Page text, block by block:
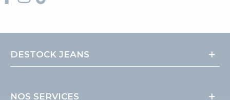
DESTOCK JEANS
NOS SERVICES